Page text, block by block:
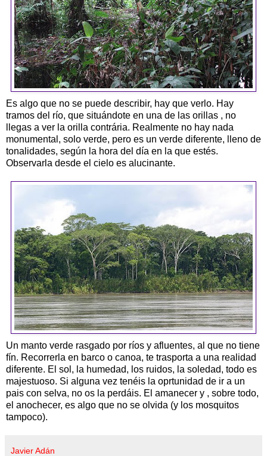
Es algo que no se puede describir, hay que verlo. Hay
tramos del río, que situándote en una de las orillas , no
llegas a ver la orilla contrária. Realmente no hay nada
monumental, solo verde, pero es un verde diferente, lleno de
tonalidades, según la hora del día en la que estés.
Observarla desde el cielo es alucinante.
Un manto verde rasgado por ríos y afluentes, al que no tiene
fín. Recorrerla en barco o canoa, te trasporta a una realidad
diferente. El sol, la humedad, los ruidos, la soledad, todo es
majestuoso. Si alguna vez tenéis la oprtunidad de ir a un
pais con selva, no os la perdáis. El amanecer y , sobre todo,
el anochecer, es algo que no se olvida (y los mosquitos
tampoco).
Javier Adán